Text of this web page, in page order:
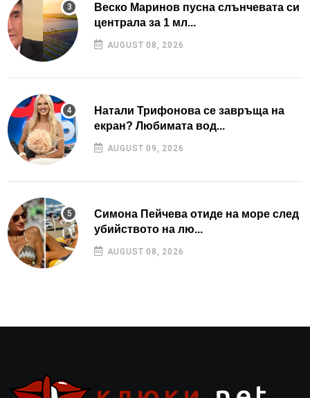
Веско Маринов пусна слънчевата си
централа за 1 мл...
AUGUST 08, 2026
Натали Трифонова се завръща на
екран? Любимата вод...
AUGUST 09, 2026
Симона Пейчева отиде на море след
убийството на лю...
AUGUST 08, 2026